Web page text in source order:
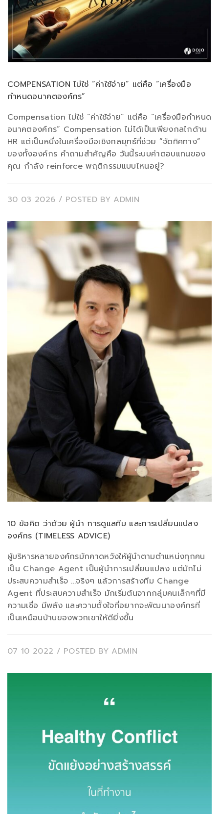
COMPENSATION ไม่ใช่ “ค่าใช้จ่าย” แต่คือ “เครื่องมือ
กำหนดอนาคตองค์กร”
Compensation ไม่ใช่ “ค่าใช้จ่าย” แต่คือ “เครื่องมือกำหนด
อนาคตองค์กร” Compensation ไม่ได้เป็นเพียงกลไกด้าน
HR แต่เป็นหนึ่งในเครื่องมือเชิงกลยุทธ์ที่ช่วย “จัดทิศทาง”
ของทั้งองค์กร คำถามสำคัญคือ วันนี้ระบบค่าตอบแทนของ
คุณ กำลัง reinforce พฤติกรรมแบบไหนอยู่?
30 03 2026 / POSTED BY ADMIN
10 ข้อคิด ว่าด้วย ผู้นำ การดูแลทีม และการเปลี่ยนแปลง
องค์กร (TIMELESS ADVICE)
ผู้บริหารหลายองค์กรมักคาดหวังให้ผู้นำตามตำแหน่งทุกคน
เป็น Change Agent เป็นผู้นำการเปลี่ยนแปลง แต่มักไม่
ประสบความสำเร็จ ...จริงๆ แล้วการสร้างทีม Change
Agent ที่ประสบความสำเร็จ มักเริ่มต้นจากกลุ่มคนเล็กๆที่มี
ความเชื่อ มีพลัง และความตั้งใจที่อยากจะพัฒนาองค์กรที่
เป็นเหมือนบ้านของพวกเขาให้ดียิ่งขึ้น
07 10 2022 / POSTED BY ADMIN